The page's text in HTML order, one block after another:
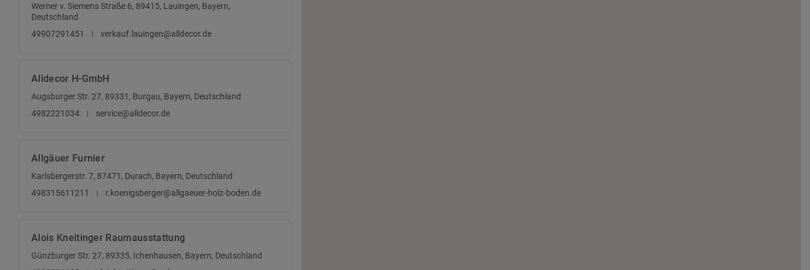
Werner v. Siemens Straße 6, 89415, Lauingen, Bayern,
Deutschland
49907291451
verkauf.lauingen@alldecor.de
Alldecor H-GmbH
Augsburger Str. 27, 89331, Burgau, Bayern, Deutschland
4982221034
service@alldecor.de
Allgäuer Furnier
Karlsbergerstr. 7, 87471, Durach, Bayern, Deutschland
498315611211
r.koenigsberger@allgaeuer-holz-boden.de
Alois Kneitinger Raumausstattung
Günzburger Str. 27, 89335, Ichenhausen, Bayern, Deutschland